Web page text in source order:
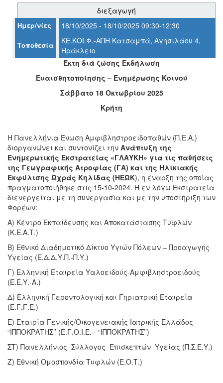
ΤΟΠΟΣ
ΑΝΘΕΚΤΙΚΗ
ΠΟΛΗ
διεξαγωγή
Ημερ/νίες 18/10/2025 - 18/10/2025 09:30-12:30
Τοποθεσία
ΚΕ.ΚΟΙ.Φ.-ΑΠΗ Κατσαμπά, Αγησιλάου 4,
Ηράκλειο
Έκτη διά ζώσης Εκδήλωση
Ευαισθητοποίησης – Ενημέρωσης Κοινού
Σάββατο 18 Οκτωβρίου 2025
Κρήτη
Η Πανελλήνια Ένωση Αμφιβληστροειδοπαθών (Π.Ε.Α.)
διοργανώνει και συντονίζει την Ανάπτυξη της
Ενημερωτικής Εκστρατείας «ΓΛΑΥΚΗ» για τις παθήσεις
της Γεωγραφικής Ατροφίας (ΓΑ) και της Ηλικιακής
Εκφύλισης Ωχράς Κηλίδας (ΗΕΩΚ), η έναρξη της οποίας
πραγματοποιήθηκε στις 15-10-2024. Η εν λόγω Εκστρατεία
διενεργείται με τη συνεργασία και με την υποστήριξη των
Φορέων:
Α) Κέντρο Εκπαίδευσης και Αποκατάστασης Τυφλών
(Κ.Ε.Α.Τ.)
Β) Εθνικό Διαδημοτικό Δίκτυο Υγιών Πόλεων – Προαγωγής
Υγείας (Ε.Δ.Δ.Υ.Π.-Π.Υ.)
Γ) Ελληνική Εταιρεία Υαλοειδούς-Αμφιβληστροειδούς
(Ε.Ε.Υ.-Α.)
Δ) Ελληνική Γεροντολογική και Γηριατρική Εταιρεία
(Ε.Γ.Γ.Ε.)
Ε) Εταιρία Γενικής/Οικογενειακής Ιατρικής Ελλάδος -
“ΙΠΠΟΚΡΑΤΗΣ’’ (Ε.Γ.Ο.Ι.Ε. - “ΙΠΠΟΚΡΑΤΗΣ’’)
ΣΤ) Πανελλήνιος Σύλλογος Επισκεπτών Υγείας (Π.Σ.Ε.Υ.)
Ζ) Εθνική Ομοσπονδία Τυφλών (Ε.Ο.Τ.)